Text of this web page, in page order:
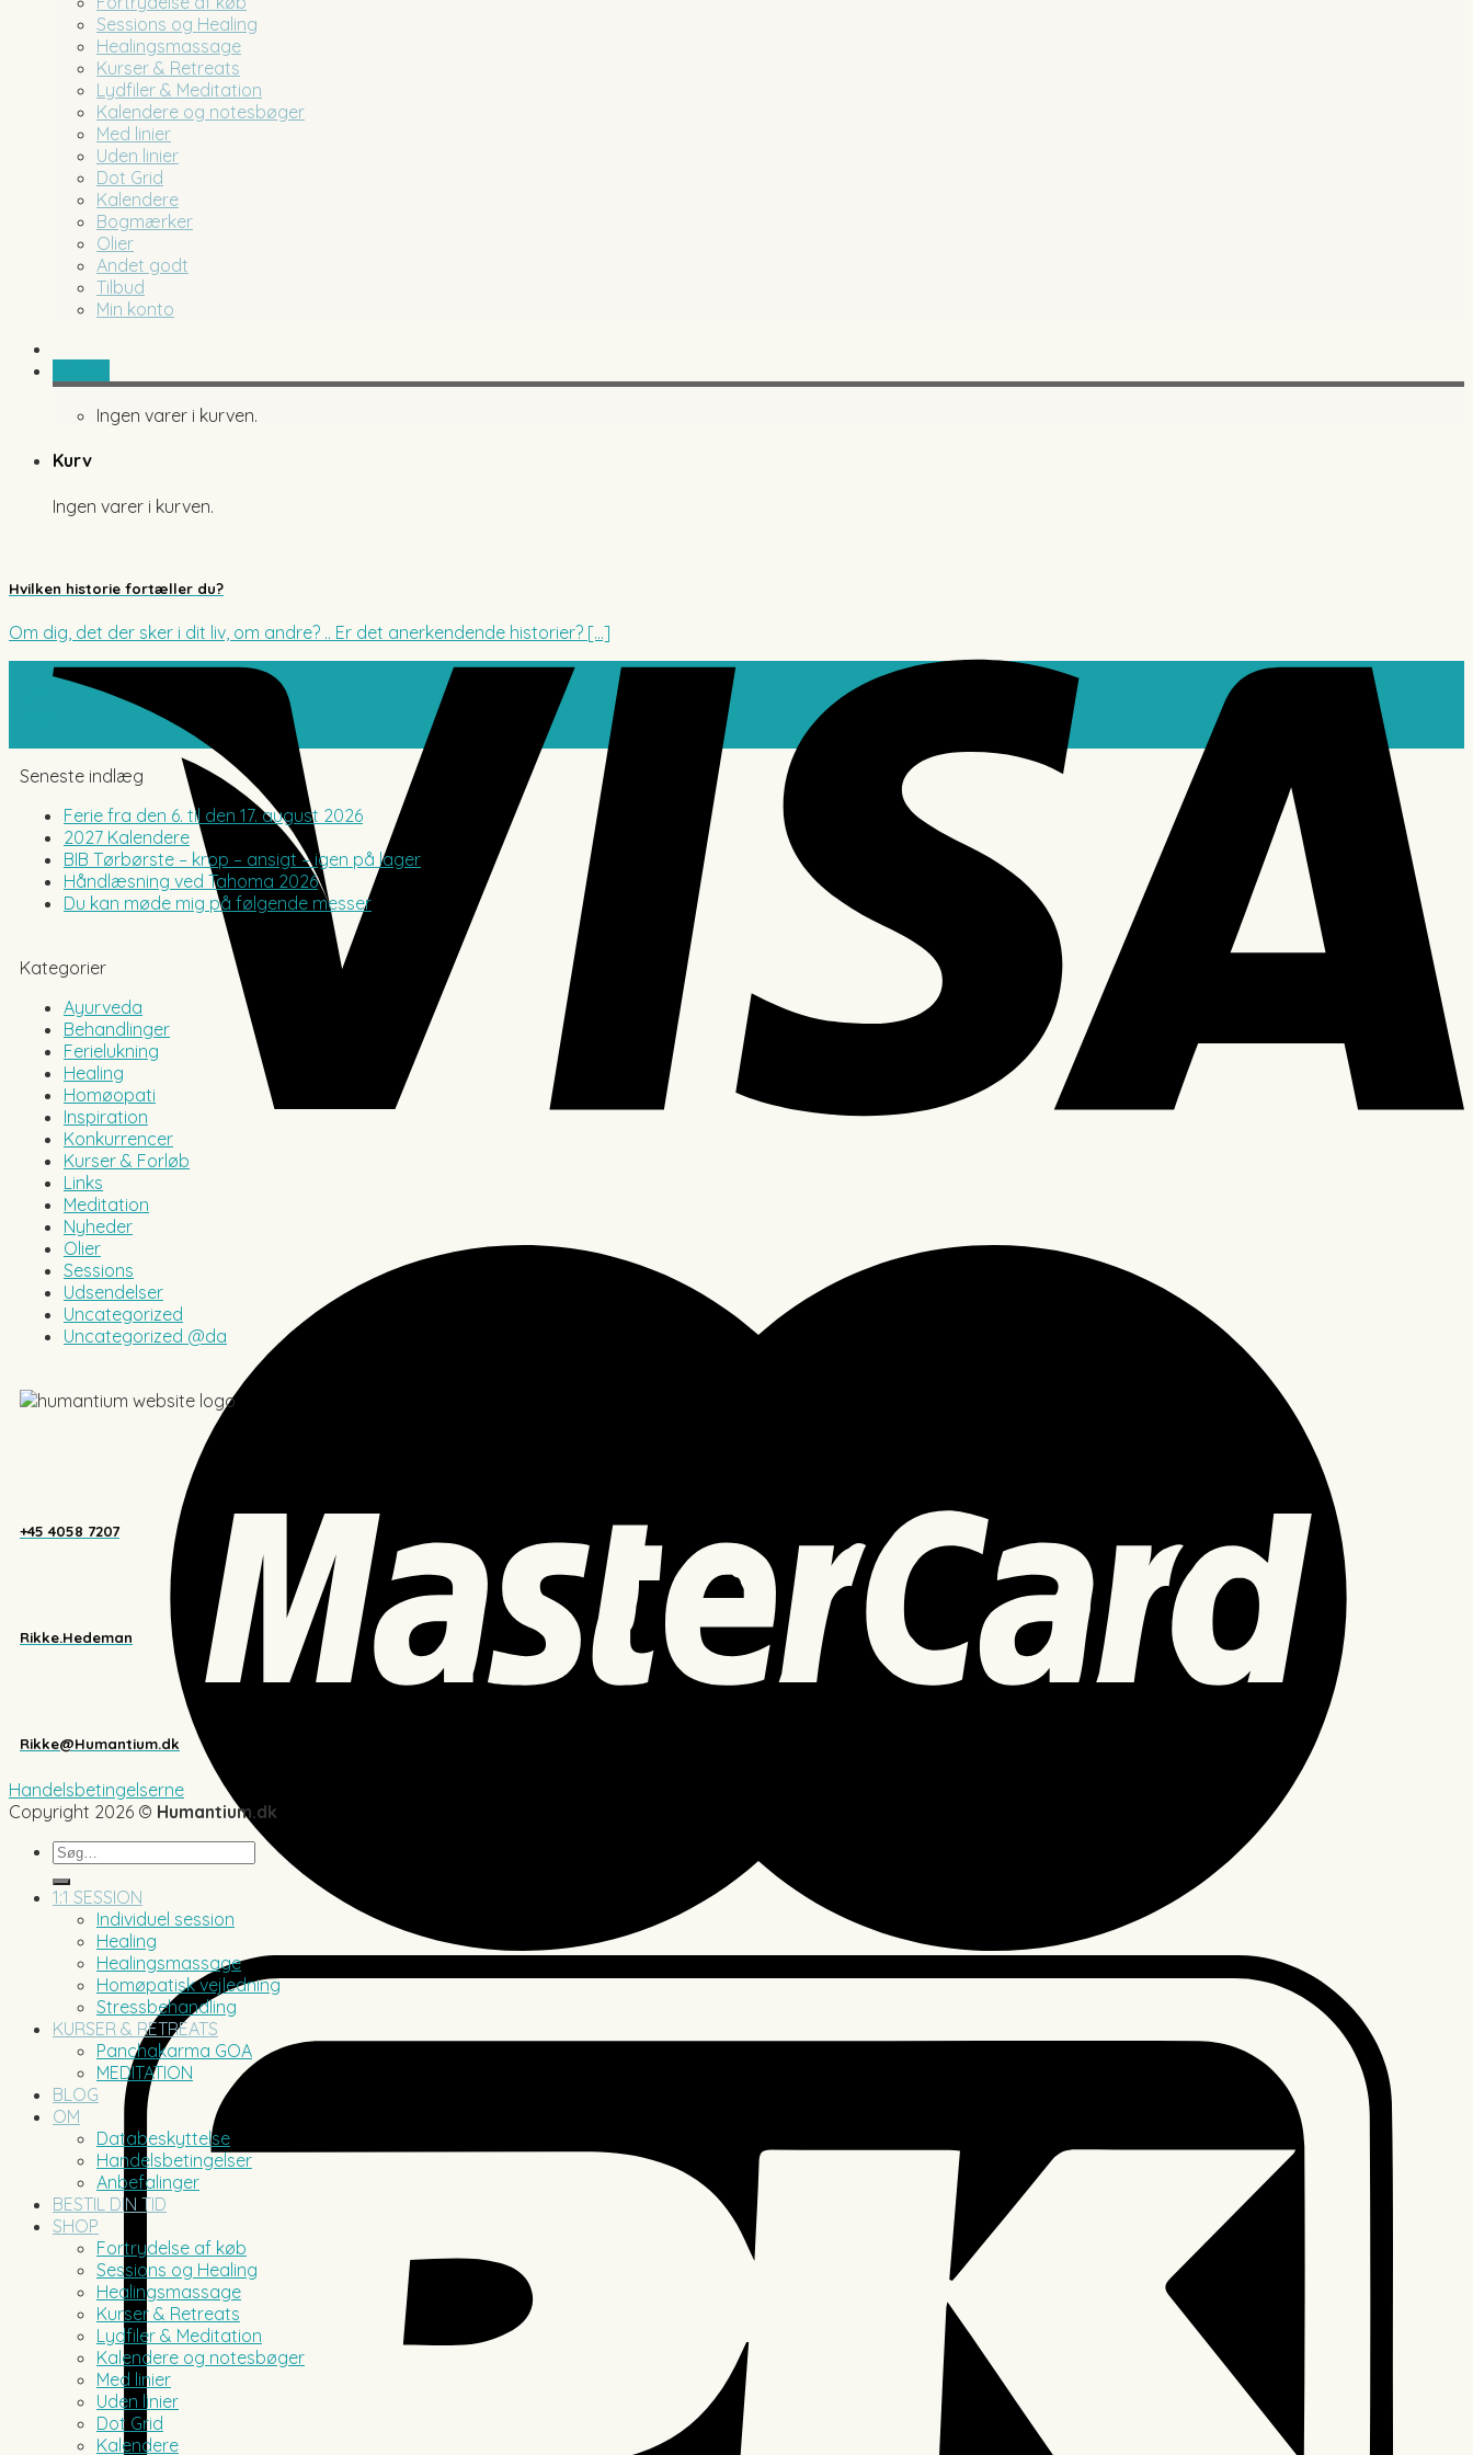
Sessions og Healing
Healingsmassage
Kurser & Retreats
Lydfiler & Meditation
Kalendere og notesbøger
Med linier
Uden linier
Dot Grid
Kalendere
Bogmærker
Olier
Andet godt
Tilbud
Min konto
Ingen varer i kurven.
Kurv
Ingen varer i kurven.
Hvilken historie fortæller du?
Om dig, det der sker i dit liv, om andre? .. Er det anerkendende historier? [...]
Seneste indlæg
Ferie fra den 6. til den 17. august 2026
2027 Kalendere
BIB Tørbørste – krop – ansigt – igen på lager
Håndlæsning ved Tahoma 2026
Du kan møde mig på følgende messer
Kategorier
Ayurveda
Behandlinger
Ferielukning
Healing
Homøopati
Inspiration
Konkurrencer
Kurser & Forløb
Links
Meditation
Nyheder
Olier
Sessions
Udsendelser
Uncategorized
Uncategorized @da
+45 4058 7207
Rikke.Hedeman
Rikke@Humantium.dk
Handelsbetingelserne
Copyright 2026 © Humantium.dk
Søg
1:1 SESSION
Individuel session
Healing
Healingsmassage
Homøpatisk vejledning
Stressbehandling
KURSER & RETREATS
Panchakarma GOA
MEDITATION
BLOG
OM
Databeskyttelse
Handelsbetingelser
Anbefalinger
BESTIL DIN TID
SHOP
Fortrydelse af køb
Sessions og Healing
Healingsmassage
Kurser & Retreats
Lydfiler & Meditation
Kalendere og notesbøger
Med linier
Uden linier
Dot Grid
Kalendere